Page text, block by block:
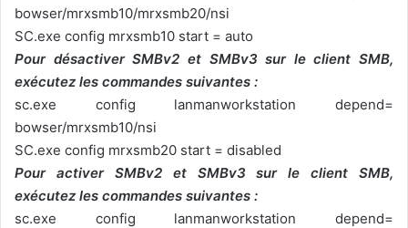
bowser/mrxsmb10/mrxsmb20/nsi
SC.exe config mrxsmb10 start = auto
Pour désactiver SMBv2 et SMBv3 sur le client SMB,
exécutez les commandes suivantes :
sc.exe config lanmanworkstation depend=
bowser/mrxsmb10/nsi
SC.exe config mrxsmb20 start = disabled
Pour activer SMBv2 et SMBv3 sur le client SMB,
exécutez les commandes suivantes :
sc.exe config lanmanworkstation depend=